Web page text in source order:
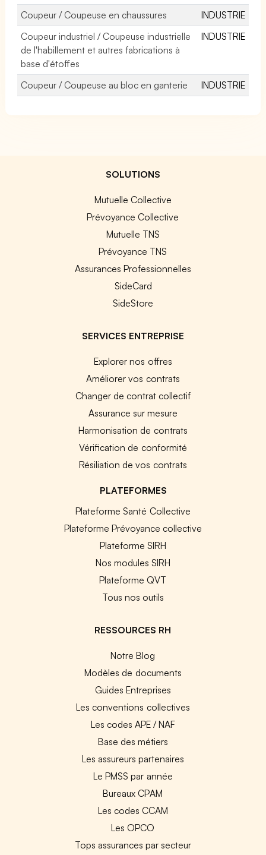
Coupeur / Coupeuse en chaussures
INDUSTRIE
Coupeur industriel / Coupeuse industrielle
de l'habillement et autres fabrications à
base d'étoffes
INDUSTRIE
Coupeur / Coupeuse au bloc en ganterie INDUSTRIE
SOLUTIONS
Mutuelle Collective
Prévoyance Collective
Mutuelle TNS
Prévoyance TNS
Assurances Professionnelles
SideCard
SideStore
SERVICES ENTREPRISE
Explorer nos offres
Améliorer vos contrats
Changer de contrat collectif
Assurance sur mesure
Harmonisation de contrats
Vérification de conformité
Résiliation de vos contrats
PLATEFORMES
Plateforme Santé Collective
Plateforme Prévoyance collective
Plateforme SIRH
Nos modules SIRH
Plateforme QVT
Tous nos outils
RESSOURCES RH
Notre Blog
Modèles de documents
Guides Entreprises
Les conventions collectives
Les codes APE / NAF
Base des métiers
Les assureurs partenaires
Le PMSS par année
Bureaux CPAM
Les codes CCAM
Les OPCO
Tops assurances par secteur